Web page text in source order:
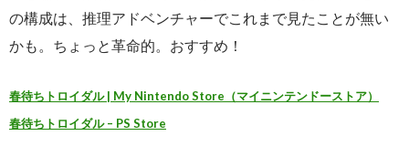
の構成は、推理アドベンチャーでこれまで見たことが無い
かも。ちょっと革命的。おすすめ！
春待ちトロイダル | My Nintendo Store（マイニンテンドーストア）
春待ちトロイダル – PS Store